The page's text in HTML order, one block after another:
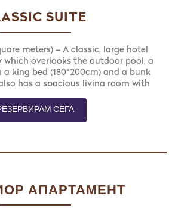
SUITE
meters) – A classic, large hotel
overlooks the outdoor pool, a
a king bed (180*200cm) and a bunk
has a spacious living room with
СЕГА
АПАРТАМЕНТ